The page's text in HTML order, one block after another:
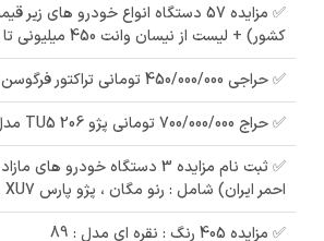
✅ مزایده 57 دستگاه انواع خودرو های
کشور) + لیست از نیسان وانت 450 میلیونی تا تیبا 180 تومنی
✅ حراجی 450/000/000 تومانی تراکتور فرگوسن 285
✅ حراج 700/000/000 تومانی پژو 206 TU5 مدل : 96
✅ ثبت نام مزایده 3 دستگاه خودرو
احمر ایران) شامل : رنو مگان ، پژو پارس XU7 ، دنا EF7
✅ مزایده 405 رنگ : نقره ای مدل : 89